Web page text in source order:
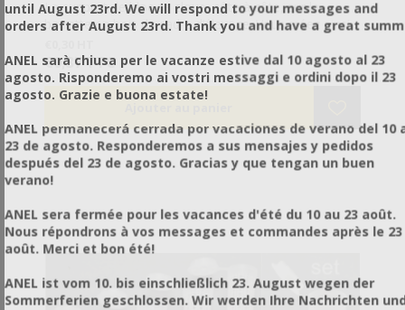
Le support de bloc se cloue, côte à côte, sur la
barrette en bois du cadre d’élevage. Vous créez ainsi
ref.IZ65202.
€0,37 TTC
until August 23rd. We will respond to your messages and
orders after August 23rd. Thank you and have a great
ANEL sarà chiusa per le vacanze estive dal 10 agosto al 23
agosto. Risponderemo ai vostri messaggi e ordini dopo il 23
agosto. Grazie e buona estate!
ANEL permanecerá cerrada por vacaciones de verano del 10
23 de agosto. Responderemos a sus mensajes y pedidos
después del 23 de agosto. Gracias y que tengan un buen
verano!
ANEL sera fermée pour les vacances d'été du 10 au 23 août.
Nous répondrons à vos messages et commandes après le 23
août. Merci et bon été!
ANEL ist vom 10. bis einschließlich 23. August wegen der
Sommerferien geschlossen. Wir werden Ihre Nachrichten